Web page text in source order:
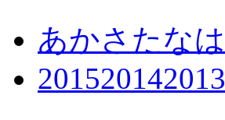
あかさ たなは
201520142013